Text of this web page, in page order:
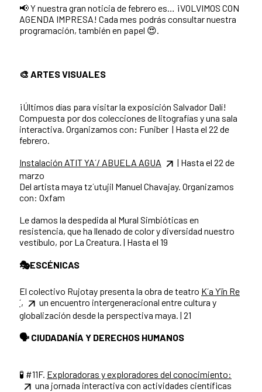
📢 Y nuestra gran noticia de febrero es… ¡VOLVIMOS CON
AGENDA IMPRESA! Cada mes podrás consultar nuestra
programación, también en papel 😍.
🎨 ARTES VISUALES
¡Últimos días para visitar la exposición Salvador Dalí!
Compuesta por dos colecciones de litografías y una sala
interactiva. Organizamos con: Funiber | Hasta el 22 de
febrero.
Instalación ATIT YA´/ ABUELA AGUA
| Hasta el 22 de
marzo
Del artista maya tz´utujil Manuel Chavajay. Organizamos
con: Oxfam
Le damos la despedida al Mural Simbióticas en
resistencia, que ha llenado de color y diversidad nuestro
vestíbulo, por La Creatura. | Hasta el 19
🎭ESCÉNICAS
El colectivo Rujotay presenta la obra de teatro K´a Yïn Re
´,
un encuentro intergeneracional entre cultura y
globalización desde la perspectiva maya. | 21
🗣 CIUDADANÍA Y DERECHOS HUMANOS
🧪 #11F. Exploradoras y exploradores del conocimiento:
una jornada interactiva con actividades científicas